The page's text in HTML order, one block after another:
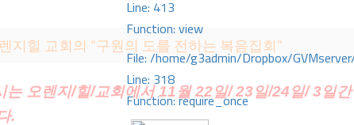
Line: 413
Function: view
File: /home/g3admin/Dropbox/
Line: 318
Function: require_once
지힐 교회의 “구원의 도를 전하는 복음집회”
는 오렌지/힐/교회에서 11월 22일/ 23일/24일/ 3일
.